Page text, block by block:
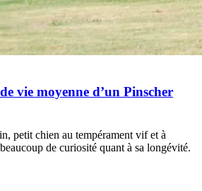
vie moyenne d’un Pinscher
petit chien au tempérament vif et à
de curiosité quant à sa longévité.